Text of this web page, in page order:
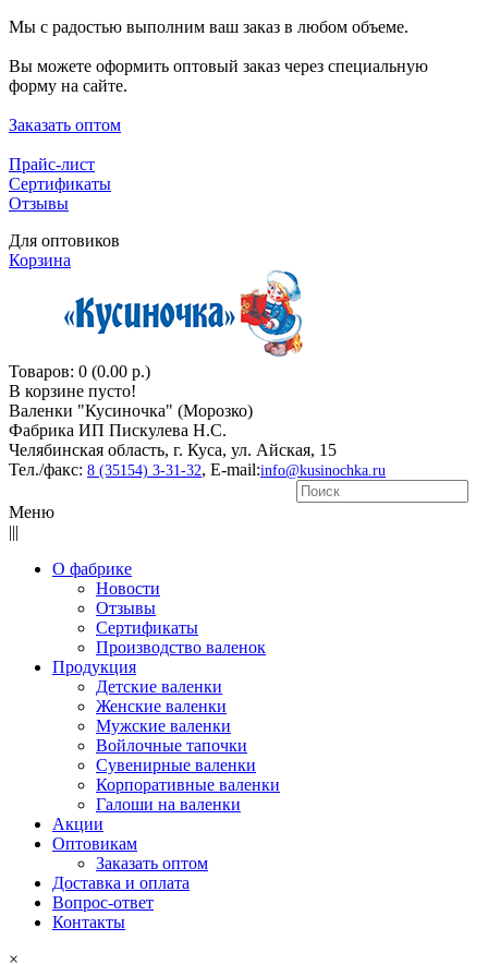
Мы с радостью выполним ваш заказ в любом объеме.
Вы можете оформить оптовый заказ через специальную
форму на сайте.
Заказать оптом
Прайс-лист
Сертификаты
Отзывы
Для оптовиков
Корзина
Товаров: 0 (0.00 р.)
В корзине пусто!
Валенки "Кусиночкa" (Морозко)
Фабрика ИП Пискулева Н.С.
Челябинская область, г. Куса, ул. Айская, 15
Тел./факс: 8 (35154) 3-31-32, E-mail:info@kusinochka.ru
Меню
|||
О фабрике
Новости
Отзывы
Сертификаты
Производство валенок
Продукция
Детские валенки
Женские валенки
Мужские валенки
Войлочные тапочки
Сувенирные валенки
Корпоративные валенки
Галоши на валенки
Акции
Оптовикам
Заказать оптом
Доставка и оплата
Вопрос-ответ
Контакты
×